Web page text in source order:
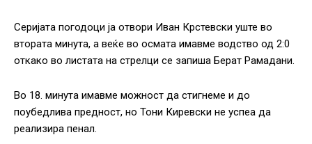
Серијата погодоци ја отвори Иван Крстевски уште во
втората минута, а веќе во осмата имавме водство од 2:0
откако во листата на стрелци се запиша Берат Рамадани.
Во 18. минута имавме можност да стигнеме и до
поубедлива предност, но Тони Киревски не успеа да
реализира пенал.